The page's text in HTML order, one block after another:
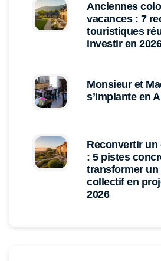
Anciennes
vacances : 7
touristiques
investir en 2026
Monsieur et
s’implante en
Reconvertir un
: 5 pistes
transformer un
collectif en
2026